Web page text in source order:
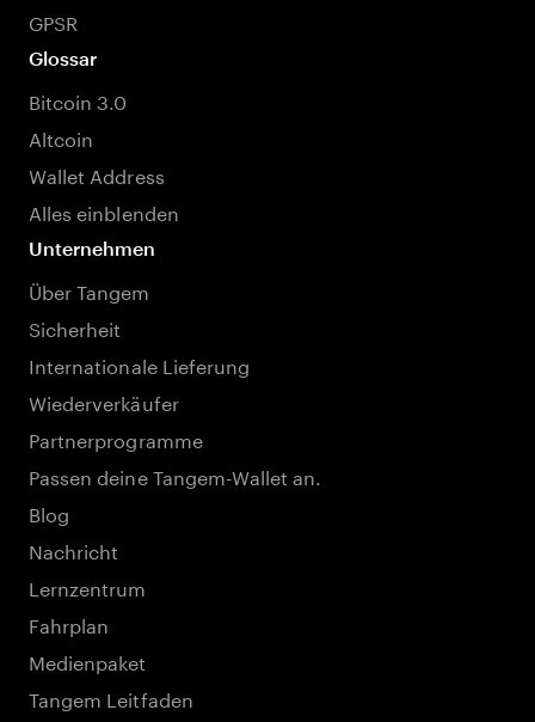
GPSR
Glossar
Bitcoin 3.0
Altcoin
Wallet Address
Alles einblenden
Unternehmen
Über Tangem
Sicherheit
Internationale Lieferung
Wiederverkäufer
Partnerprogramme
Passen deine Tangem-Wallet an.
Blog
Nachricht
Lernzentrum
Fahrplan
Medienpaket
Tangem Leitfaden